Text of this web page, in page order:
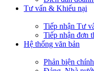
Tư vấn & Khiếu nại
Tiếp nhận Tư
Tiếp nhận đơn
Hệ thống văn bản
Phản biện